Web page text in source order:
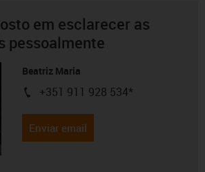
em esclarecer as
pessoalmente
Beatriz Maria
igus-icon-phone
+351 911 928 534*
Enviar email